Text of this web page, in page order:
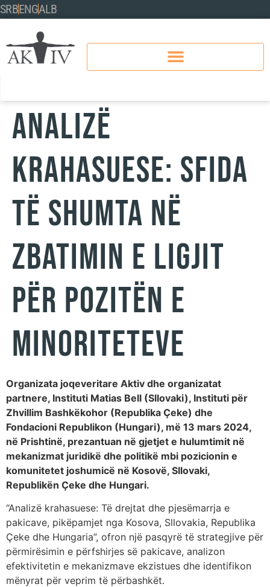
SRBENGALB
Analizë
krahasuese: Sfida
të shumta në
zbatimin e ligjit
për pozitën e
minoriteteve
Organizata joqeveritare Aktiv dhe organizatat
partnere, Instituti Matias Bell (Sllovaki), Instituti për
Zhvillim Bashkëkohor (Republika Çeke) dhe
Fondacioni Republikon (Hungari), më 13 mars 2024,
në Prishtinë, prezantuan në gjetjet e hulumtimit në
mekanizmat juridikë dhe politikë mbi pozicionin e
komunitetet joshumicë në Kosovë, Sllovaki,
Republikën Çeke dhe Hungari.
“Analizë krahasuese: Të drejtat dhe pjesëmarrja e
pakicave, pikëpamjet nga Kosova, Sllovakia, Republika
Çeke dhe Hungaria”, ofron një pasqyrë të strategjive për
përmirësimin e përfshirjes së pakicave, analizon
efektivitetin e mekanizmave ekzistues dhe identifikon
mënyrat për veprim të përbashkët.